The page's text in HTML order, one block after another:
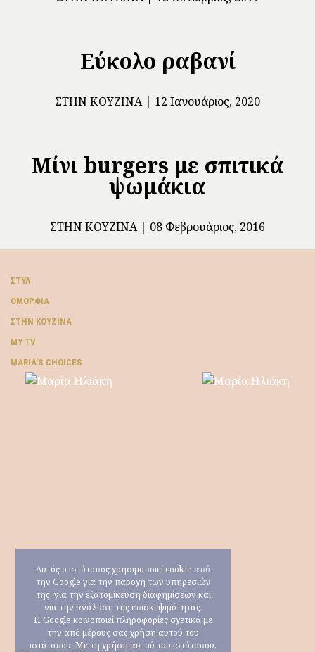
Εύκολο ραβανί
ΣΤΗΝ ΚΟΥΖΊΝΑ 12 Ιανουάριος, 2020
Μίνι burgers με σπιτικά
ψωμάκια
ΣΤΗΝ ΚΟΥΖΊΝΑ 08 Φεβρουάριος, 2016
ΣΤΥΛ
ΟΜΟΡΦΙΆ
ΣΤΗΝ ΚΟΥΖΊΝΑ
MY TV
ΜARIA’S CHOICES
Αυτός ο ιστότοπος χρησιμοποιεί cookie από
την Google για την παροχή των υπηρεσιών
της, για την εξατομίκευση διαφημίσεων και
για την ανάλυση της επισκεψιμότητας.
Η Google κοινοποιεί πληροφορίες σχετικά με
την από μέρους σας χρήση αυτού του
ιστότοπου. Με τη χρήση αυτού του ιστότοπου,